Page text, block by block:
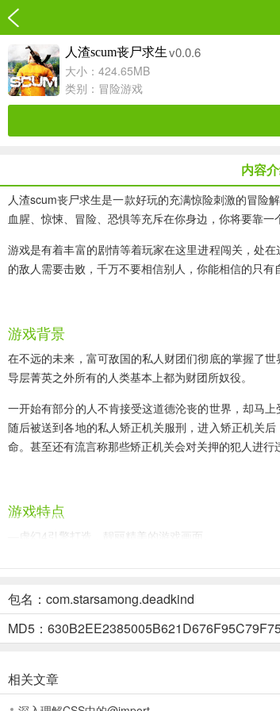
人渣scum丧尸求生v0.0.6
大小：424.65MB
类别： 冒险游戏
内容
人渣scum丧尸求生是一款好玩的充满惊险刺激的冒险
血腥、惊悚、冒险、恐惧等充斥在你身边，你将要靠
游戏是有着丰富的剧情等着玩家在这里进程闯关，处
的敌人需要击败，千万不要相信别人，你能相信的只
游戏背景
在不远的未来，富可敌国的私人财团们彻底的掌握了
导层菁英之外所有的人类基本上都为财团所奴役。
一开始有部分的人不肯接受这道德沦丧的世界，却马
随后被送到各地的私人矫正机关服刑，进入矫正机关
命。甚至还有流言称那些矫正机关会对关押的犯人进
游戏特点
—虚幻4引擎打造，靓丽精美的游戏画面。
—与剧情为驱动的冒险游戏，大逃亡的玩法。
—沙盒游戏玩法，可以自由的探索整个岛屿！
包名：com.starsamong.deadkind
MD5：
相关文章